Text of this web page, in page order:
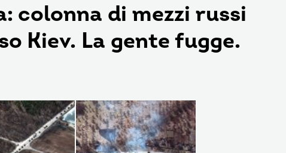
colonna di mezzi russi
Kiev. La gente fugge.